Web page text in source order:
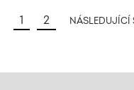
1 2 NÁSLEDUJÍCÍ